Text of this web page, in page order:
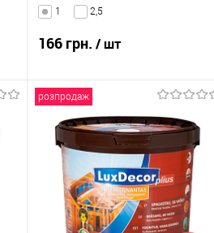
1 2,5
166 грн. / шт
Купити в 1 клік
Порівняння
До обраного
В наявності
розпродаж